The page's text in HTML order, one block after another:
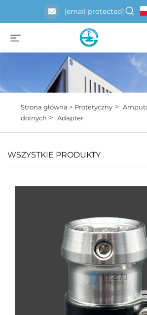
[email protected]
Strona główna > Protetyczny>
dolnych > Adapter
WSZYSTKIE PRODUKTY